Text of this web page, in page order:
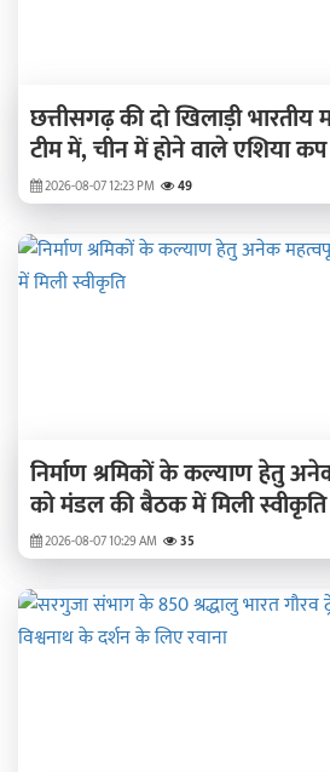
छत्तीसगढ़ की दो खिलाड़ी भारतीय
टीम में, चीन में होने वाले एशिया
2026-08-07 12:23 PM 49
निर्माण श्रमिकों के कल्याण हेतु
को मंडल की बैठक में मिली स्वीकृति
2026-08-07 10:29 AM 35